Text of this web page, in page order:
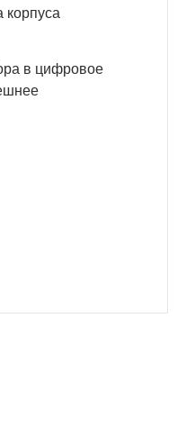
корпуса
в цифровое